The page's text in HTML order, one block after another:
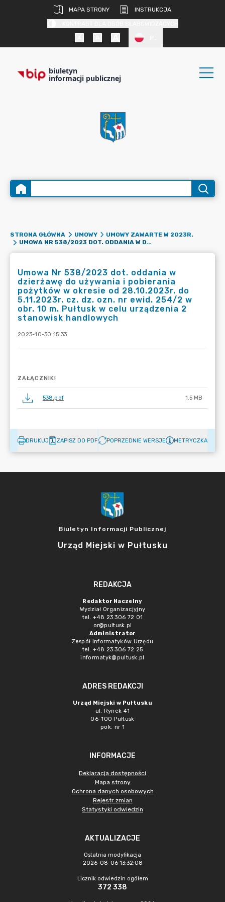
MAPA STRONY
INSTRUKCJA
biuletyn
informacji publicznej
STRONA GŁÓWNA UMOWY
UMOWY ZAWARTE W 2023R.
UMOWA NR 538/2023 DOT. ODDANIA W DZIERŻAWĘ DO UŻYWANIA I POBIERANIA POŻYTKÓW W OKRESIE OD 28.10.2023R. DO 5.11.2023R. CZ. DZ. OZN. NR EWID. 254/2 W OBR. 10 M. PUŁTUSK W CELU URZĄDZENIA 2 STANOWISK HANDLOWYCH
Umowa Nr 538/2023 dot. oddania w
dzierżawę do używania i pobierania
pożytków w okresie od 28.10.2023r. do
5.11.2023r. cz. dz. ozn. nr ewid. 254/2 w
obr. 10 m. Pułtusk w celu urządzenia 2
stanowisk handlowych
2023-10-30 15:33
ZAŁĄCZNIKI
538.pdf 1.5 MB
DRUKUJ ZAPISZ DO PDF POPRZEDNIE WERSJE METRYCZKA
Biuletyn Informacji Publicznej
Urząd Miejski w Pułtusku
REDAKCJA
Redaktor Naczelny
Wydział Organizacjyjny
tel. +48 23 306 72 01
or@pultusk.pl
Administrator
Zespół Informatyków Urzędu
tel. +48 23 306 72 25
informatyk@pultusk.pl
ADRES REDAKCJI
Urząd Miejski w Pułtusku
ul. Rynek 41
06-100 Pułtusk
pok. nr 1
INFORMACJE
Deklaracja dostępności
Mapa strony
Ochrona danych osobowych
Rejestr zmian
Statystyki odwiedzin
AKTUALIZACJE
Ostatnia modyfikacja
2026-08-06 13:32:08
Licznik odwiedzin ogółem
372 338